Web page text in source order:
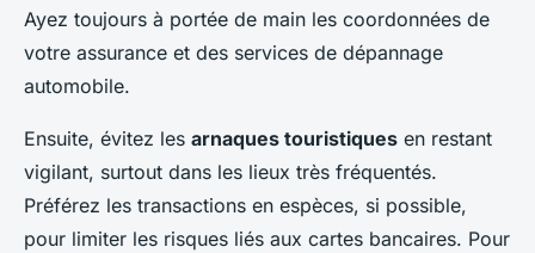
Ayez toujours à portée de main les coordonnées de
votre assurance et des services de dépannage
automobile.
Ensuite, évitez les arnaques touristiques en restant
vigilant, surtout dans les lieux très fréquentés.
Préférez les transactions en espèces, si possible,
pour limiter les risques liés aux cartes bancaires. Pour